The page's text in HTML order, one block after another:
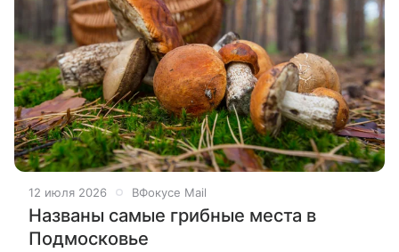
12 июля 2026 ВФокусе Mail
Названы самые грибные места в
Подмосковье